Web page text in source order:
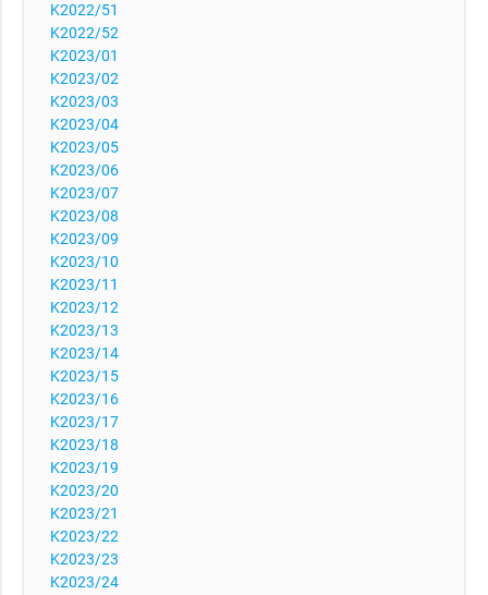
K2022/51
K2022/52
K2023/01
K2023/02
K2023/03
K2023/04
K2023/05
K2023/06
K2023/07
K2023/08
K2023/09
K2023/10
K2023/11
K2023/12
K2023/13
K2023/14
K2023/15
K2023/16
K2023/17
K2023/18
K2023/19
K2023/20
K2023/21
K2023/22
K2023/23
K2023/24